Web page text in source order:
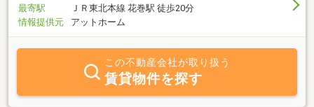
最寄駅
ＪＲ東北本線 花巻駅 徒歩20分
情報提供元
アットホーム
この不動産会社が取り扱う
賃貸物件を探す